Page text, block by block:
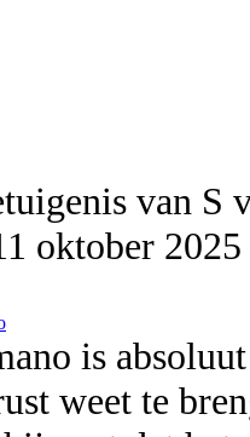
oktober 2025
is
weet te